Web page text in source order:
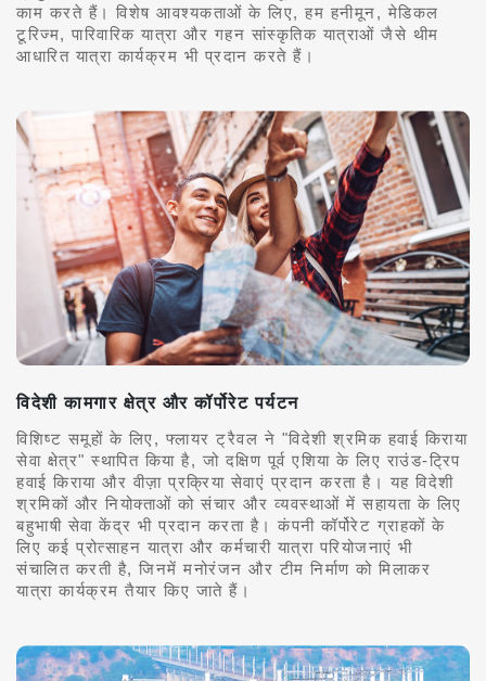
काम करते हैं। विशेष आवश्यकताओं के लिए, हम हनीमून, मेडिकल
टूरिज्म, पारिवारिक यात्रा और गहन सांस्कृतिक यात्राओं जैसे थीम
आधारित यात्रा कार्यक्रम भी प्रदान करते हैं।
विदेशी कामगार क्षेत्र और कॉर्पोरेट पर्यटन
विशिष्ट समूहों के लिए, फ्लायर ट्रैवल ने "विदेशी श्रमिक हवाई किराया
सेवा क्षेत्र" स्थापित किया है, जो दक्षिण पूर्व एशिया के लिए राउंड-ट्रिप
हवाई किराया और वीज़ा प्रक्रिया सेवाएं प्रदान करता है। यह विदेशी
श्रमिकों और नियोक्ताओं को संचार और व्यवस्थाओं में सहायता के लिए
बहुभाषी सेवा केंद्र भी प्रदान करता है। कंपनी कॉर्पोरेट ग्राहकों के
लिए कई प्रोत्साहन यात्रा और कर्मचारी यात्रा परियोजनाएं भी
संचालित करती है, जिनमें मनोरंजन और टीम निर्माण को मिलाकर
यात्रा कार्यक्रम तैयार किए जाते हैं।